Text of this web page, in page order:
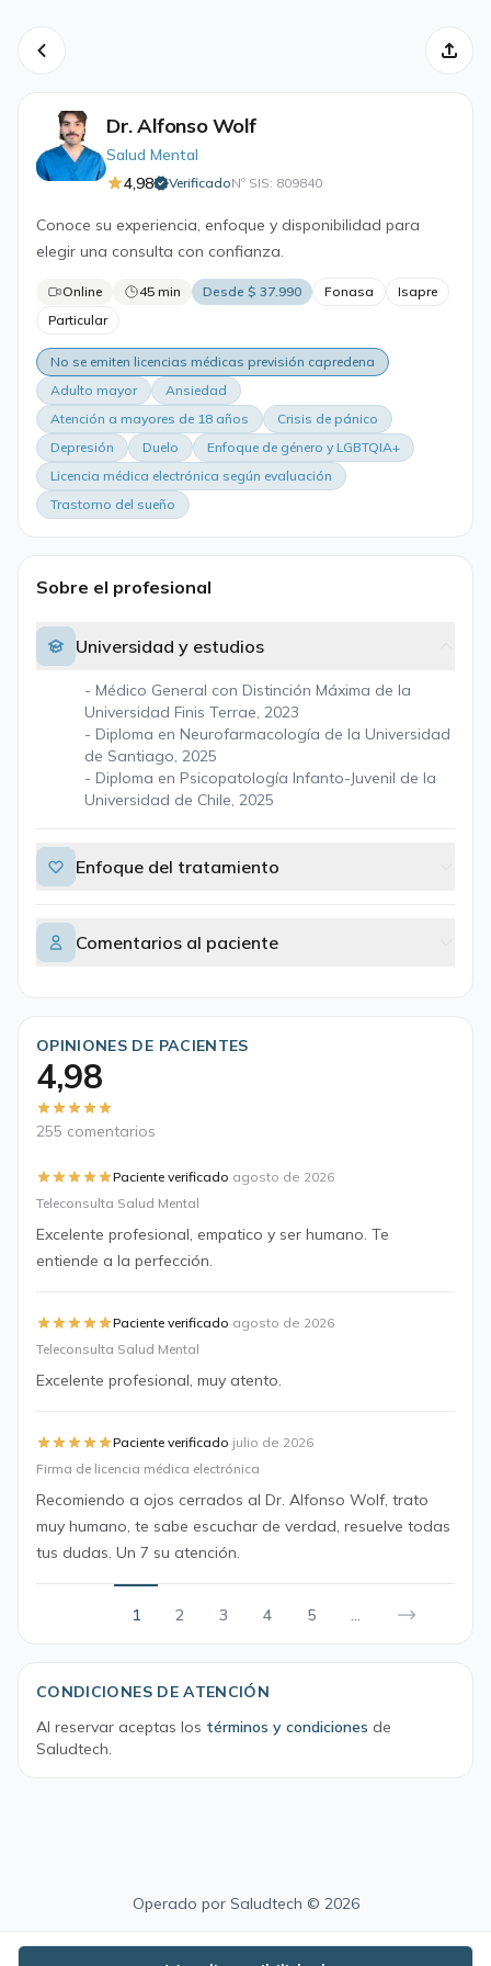
Dr. Alfonso Wolf
Salud Mental
4,98
VerificadoNº SIS: 809840·
Conoce su experiencia, enfoque y disponibilidad para
elegir una consulta con confianza.
Online 45 min Desde $ 37.990 Fonasa
Isapre
Particular
No se emiten licencias médicas previsión capredena
Adulto mayor
Ansiedad
Atención a mayores de 18 años
Crisis de pánico
Depresión
Duelo
Enfoque de género y LGBTQIA+
Licencia médica electrónica según evaluación
Trastorno del sueño
Sobre el profesional
Universidad y estudios
- Médico General con Distinción Máxima de la
Universidad Finis Terrae, 2023
- Diploma en Neurofarmacología de la Universidad
de Santiago, 2025
- Diploma en Psicopatología Infanto-Juvenil de la
Universidad de Chile, 2025
Enfoque del tratamiento
Comentarios al paciente
OPINIONES DE PACIENTES
4,98
255 comentarios
Paciente verificado·agosto de 2026
Teleconsulta Salud Mental
Excelente profesional, empatico y ser humano. Te
entiende a la perfección.
Paciente verificado·agosto de 2026
Teleconsulta Salud Mental
Excelente profesional, muy atento.
Paciente verificado·julio de 2026
Firma de licencia médica electrónica
Recomiendo a ojos cerrados al Dr. Alfonso Wolf, trato
muy humano, te sabe escuchar de verdad, resuelve todas
tus dudas. Un 7 su atención.
1 2 3 4 5 ...
CONDICIONES DE ATENCIÓN
Al reservar aceptas los términos y condiciones de
Saludtech.
Operado por Saludtech © 2026